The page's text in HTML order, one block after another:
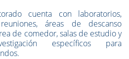
cuenta con laboratorios,
áreas de descanso
de comedor, salas de estudio y
específicos para